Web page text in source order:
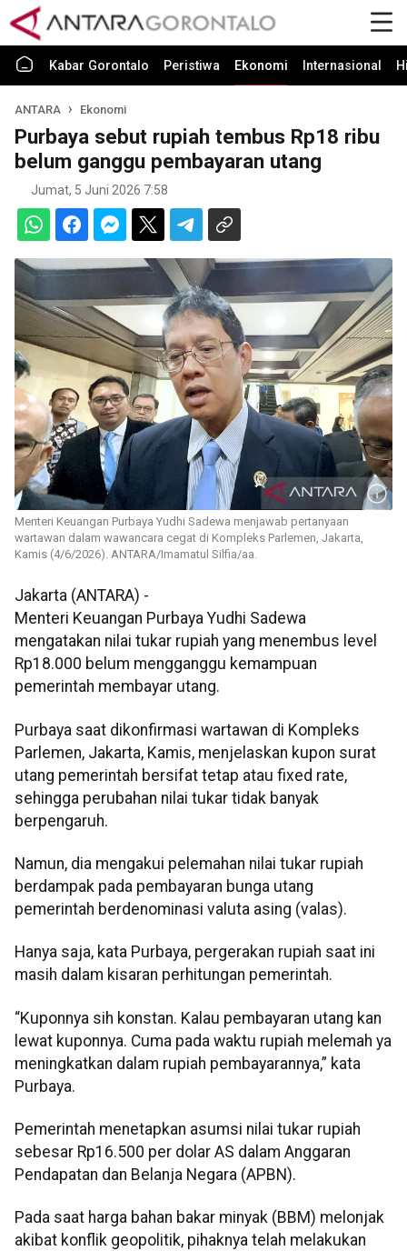
Kabar Gorontalo Peristiwa Ekonomi Internasional
ANTARA Ekonomi
Purbaya sebut rupiah tembus Rp18 ribu
belum ganggu pembayaran utang
Jumat, 5 Juni 2026 7:58
Menteri Keuangan Purbaya Yudhi Sadewa menjawab pertanyaan
wartawan dalam wawancara cegat di Kompleks Parlemen, Jakarta,
Kamis (4/6/2026). ANTARA/Imamatul Silfia/aa.
Jakarta (ANTARA) -
Menteri Keuangan Purbaya Yudhi Sadewa
mengatakan nilai tukar rupiah yang menembus level
Rp18.000 belum mengganggu kemampuan
pemerintah membayar utang.
Purbaya saat dikonfirmasi wartawan di Kompleks
Parlemen, Jakarta, Kamis, menjelaskan kupon surat
utang pemerintah bersifat tetap atau fixed rate,
sehingga perubahan nilai tukar tidak banyak
berpengaruh.
Namun, dia mengakui pelemahan nilai tukar rupiah
berdampak pada pembayaran bunga utang
pemerintah berdenominasi valuta asing (valas).
Hanya saja, kata Purbaya, pergerakan rupiah saat ini
masih dalam kisaran perhitungan pemerintah.
“Kuponnya sih konstan. Kalau pembayaran utang kan
lewat kuponnya. Cuma pada waktu rupiah melemah ya
meningkatkan dalam rupiah pembayarannya,” kata
Purbaya.
Pemerintah menetapkan asumsi nilai tukar rupiah
sebesar Rp16.500 per dolar AS dalam Anggaran
Pendapatan dan Belanja Negara (APBN).
Pada saat harga bahan bakar minyak (BBM) melonjak
akibat konflik geopolitik, pihaknya telah melakukan